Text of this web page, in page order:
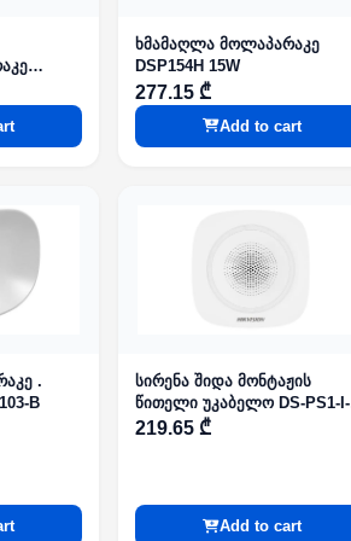
10W
ხმამაღლა მოლაპარაკე
DSP154H 15W
277.15 ₾
Add to cart
.
B
სირენა შიდა მონტაჟის
წითელი უკაბელო DS-PS1-I-
WE Red 868MHz AX PRO
219.65 ₾
Add to cart